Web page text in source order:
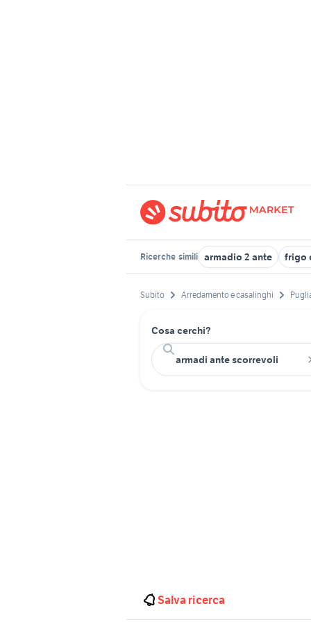
Ricerche simili armadio 2 ante frigo
Subito Arredamento e casalinghi
Cosa cerchi?
Salva ricerca